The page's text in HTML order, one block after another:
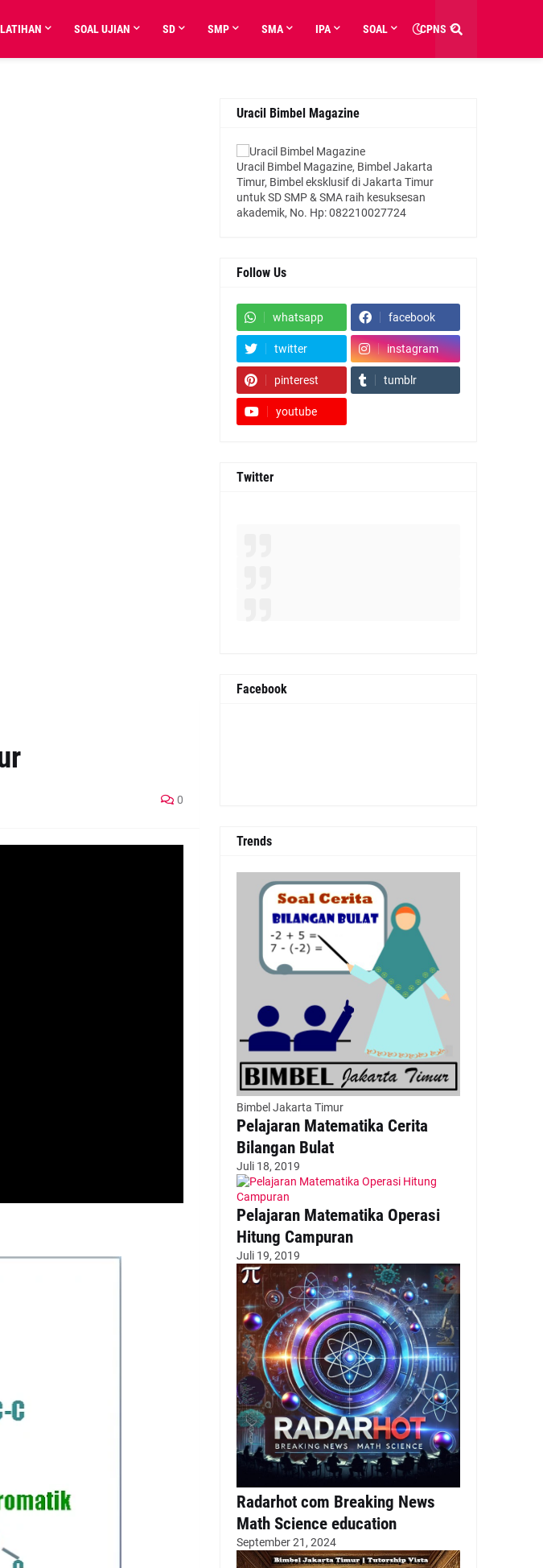
LATIHAN SOAL UJIAN SD SMP SMA IPA SOAL CPNS
0
Uracil Bimbel Magazine
Uracil Bimbel Magazine, Bimbel Jakarta
Timur, Bimbel eksklusif di Jakarta Timur
untuk SD SMP & SMA raih kesuksesan
akademik, No. Hp: 082210027724
Follow Us
whatsapp facebook
twitter instagram
pinterest tumblr
youtube
Twitter
Facebook
Trends
Bimbel Jakarta Timur
Pelajaran Matematika Cerita
Bilangan Bulat
Juli 18, 2019
Pelajaran Matematika Operasi
Hitung Campuran
Juli 19, 2019
Radarhot com Breaking News
Math Science education
September 21, 2024